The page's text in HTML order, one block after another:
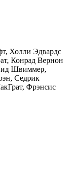
, Холли Эдвардс
, Конрад Вернон
Швиммер,
, Седрик
, Фрэнсис